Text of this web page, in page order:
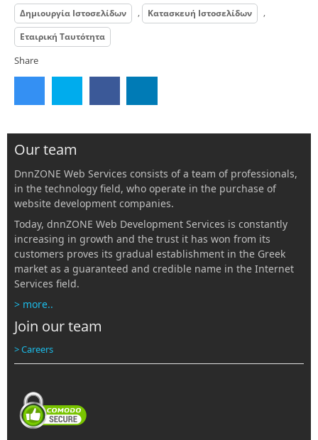
Δημιουργία Ιστοσελίδων , Κατασκευή Ιστοσελίδων ,
Εταιρική Ταυτότητα
Share
Our team
DnnZONE Web Services consists of a team of professionals,
in the technology field, who operate in the purchase of
website development companies.
Today, dnnZONE Web Development Services is constantly
increasing in growth and the trust it has won from its
customers proves its gradual establishment in the Greek
market as a guaranteed and credible name in the Internet
Services field.
> more..
Join our team
> Careers